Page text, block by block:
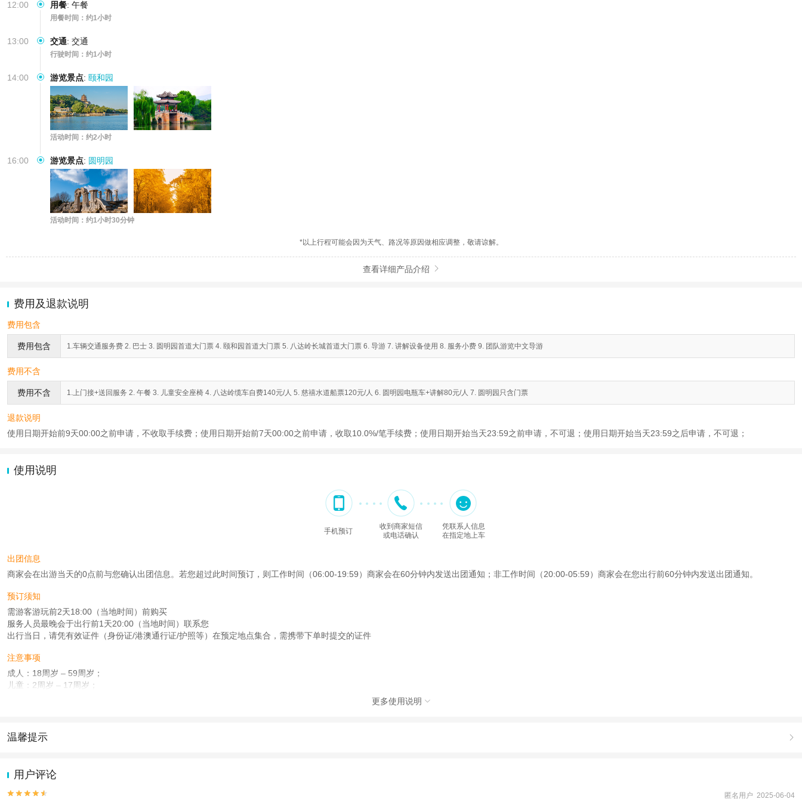
12:00 用餐: 午餐
用餐时间：约1小时
13:00 交通: 交通
行驶时间：约1小时
14:00 游览景点: 颐和园
活动时间：约2小时
16:00 游览景点: 圆明园
活动时间：约1小时30分钟
*以上行程可能会因为天气、路况等原因做相应调整，敬请谅解。
查看详细产品介绍 
费用及退款说明
费用包含
费用包含 1.车辆交通服务费 2. 巴士 3. 圆明园首道大门票 4. 颐和园首道大门票 5. 八达岭长城首道大门票 6. 导游 7. 讲解设备使用 8. 服务小费 9. 团队游览中文导游
费用不含
费用不含 1.上门接+送回服务 2. 午餐 3. 儿童安全座椅 4. 八达岭缆车自费140元/人 5. 慈禧水道船票120元/人 6. 圆明园电瓶车+讲解80元/人 7. 圆明园只含门票
退款说明
使用日期开始前9天00:00之前申请，不收取手续费；使用日期开始前7天00:00之前申请，收取10.0%/笔手续费；使用日期开始当天23:59之前申请，不可退；使用日期开始当天23:59之后申请，不可退；
使用说明
手机预订
收到商家短信
或电话确认
凭联系人信息
在指定地上车
出团信息
商家会在出游当天的0点前与您确认出团信息。若您超过此时间预订，则工作时间（06:00-19:59）商家会在60分钟内发送出团通知；非工作时间（20:00-05:59）商家会在您出行前60分钟内发送出团通知。
预订须知
需游客游玩前2天18:00（当地时间）前购买
服务人员最晚会于出行前1天20:00（当地时间）联系您
出行当日，请凭有效证件（身份证/港澳通行证/护照等）在预定地点集合，需携带下单时提交的证件
注意事项
成人：18周岁 – 59周岁；
儿童：2周岁 – 17周岁；
本产品由青岛驿路同行国际旅行社有限公司代理招徕，委托社为北京北晴国际旅行社有限公司，具体的旅游服务和操作由委托社及其有资质的地接社提供
更多使用说明 
温馨提示 
2.为普及旅游安全知识及旅游文明公约，使您的旅程顺利圆满完成，特制定
用户评论

 匿名用户 2025-06-04